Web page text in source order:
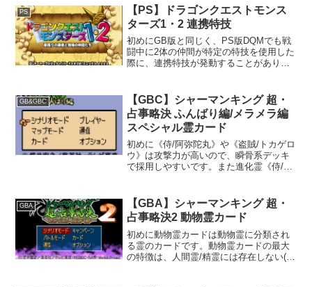
T3の方へ、参考情報の1つになれば幸いで
す。マ...
PS
【PS】ドラゴンクエストモンス
ターズ1・2 連携特技
初めにGB版と同じく、PS版DQMでも戦
闘中に2体の仲間が特定の特技を使用した
際に、連携特技が発動することがありま
ようですが、詳細は調査できておりませ
ん。連携特技連携特...
GB&GBC
【GBC】シャーマンキング 超・
占事略決 ふんばり編/メラメラ編
スペシャル霊カード
初めに《侍/阿弥陀丸》や《盗賊/トカゲロ
ウ》は攻撃力が高いので、瞬骨系デッキ
で採用しやすいです。また進化霊《侍/阿
に分類されないため自由に暴れられま
す。なお、《犬/フラ...
GBA
【GBA】シャーマンキング 超・
占事略決2 動物霊カード
初めに動物霊カードは動物霊に分類され
る霊のカードです。動物霊カードの最大
の特徴は、人間霊/精霊には存在しない(召